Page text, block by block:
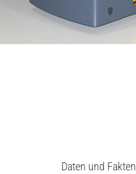
Daten und Fakten